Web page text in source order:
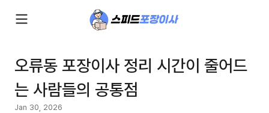
오류동 포장이사 정리 시간이 줄어드
는 사람들의 공통점
Jan 30, 2026